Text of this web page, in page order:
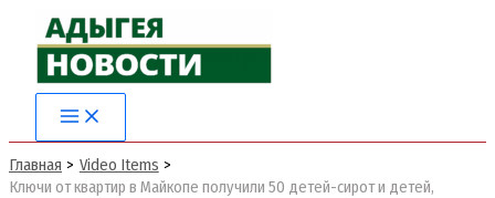
Перейти
содержимому
Главная
Video Items
Ключи от квартир в Майкопе получили 50 детей-сирот и детей,